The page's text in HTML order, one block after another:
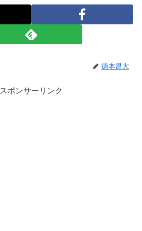
徳本昌大
スポンサーリンク